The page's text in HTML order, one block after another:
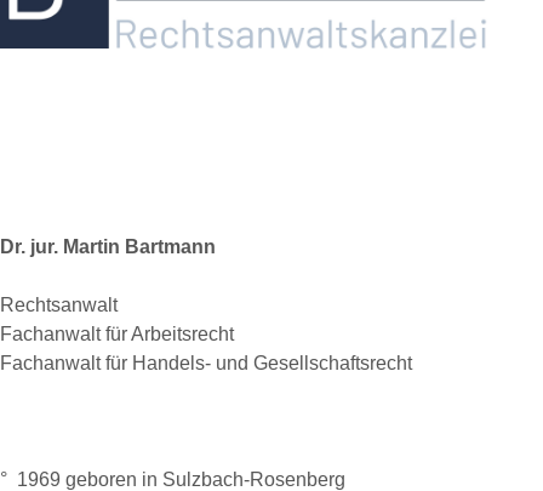
Dr. jur. Martin Bartmann
Rechtsanwalt
Fachanwalt für Arbeitsrecht
Fachanwalt für Handels- und Gesellschaftsrecht
° 1969 geboren in Sulzbach-Rosenberg